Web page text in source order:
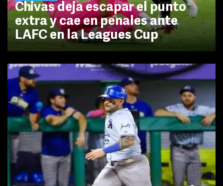
Chivas deja escapar el punto
extra y cae en penales ante
LAFC en la Leagues Cup